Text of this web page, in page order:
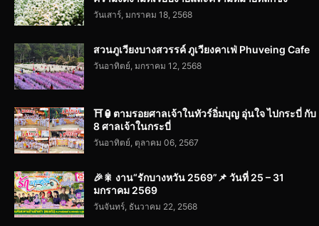
วันเสาร์, มกราคม 18, 2568
สวนภูเวียงบางสวรรค์ ภูเวียงคาเฟ่ Phuveing Cafe
วันอาทิตย์, มกราคม 12, 2568
⛩️🏮ตามรอยศาลเจ้าในทัวร์อิ่มบุญ อุ่นใจ ไปกระบี่ กับ
8 ศาลเจ้าในกระบี่
วันอาทิตย์, ตุลาคม 06, 2567
🎉🎇 งาน“รักบางหวัน 2569”📌 วันที่ 25 – 31
มกราคม 2569
วันจันทร์, ธันวาคม 22, 2568